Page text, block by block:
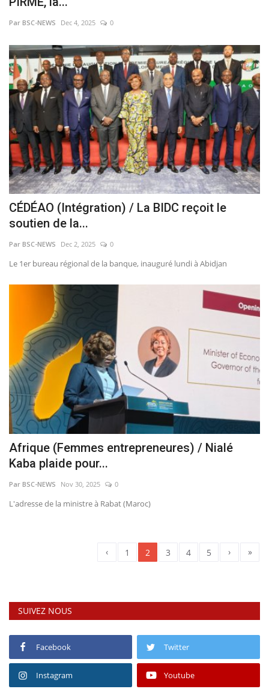
Par BSC-NEWS Dec 4, 2025 0
CÉDÉAO (Intégration) / La BIDC reçoit le
soutien de la...
Par BSC-NEWS Dec 2, 2025 0
Le 1er bureau régional de la banque, inauguré lundi à Abidjan
Afrique (Femmes entrepreneures) / Nialé
Kaba plaide pour...
Par BSC-NEWS Nov 30, 2025 0
L'adresse de la ministre à Rabat (Maroc)
‹ 1 2 3 4 5 › »
SUIVEZ NOUS
Facebook Twitter
Instagram Youtube